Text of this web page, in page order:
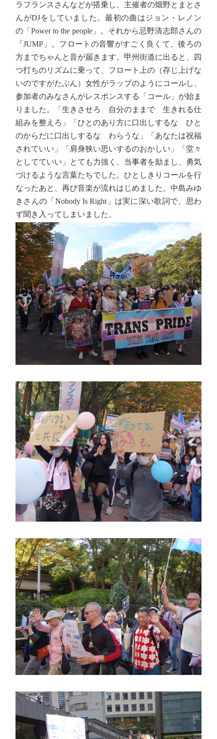
ラフランスさんなどが搭乗し、主催者の畑野とまとさ
んがDJをしていました。最初の曲はジョン・レノン
の「Power to the people」。それから忌野清志郎さんの
「JUMP」。フロートの音響がすごく良くて、後ろの
方までちゃんと音が届きます。甲州街道に出ると、四
つ打ちのリズムに乗って、フロート上の（存じ上げな
いのですがたぶん）女性がラップのようにコールし、
参加者のみなさんがレスポンスする「コール」が始ま
りました。「生きさせろ 自分のままで 生きれる仕
組みを整えろ」「ひとのあり方に口出しするな ひと
のからだに口出しするな わらうな」「あなたは祝福
されていい」「肩身狭い思いするのおかしい」「堂々
としてていい」とても力強く、当事者を励まし、勇気
づけるような言葉たちでした。ひとしきりコールを行
なったあと、再び音楽が流れはじめました。中島みゆ
きさんの「Nobody Is Right」は実に深い歌詞で、思わ
ず聞き入ってしまいました。